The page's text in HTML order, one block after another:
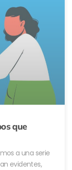
que
a una serie
evidentes,